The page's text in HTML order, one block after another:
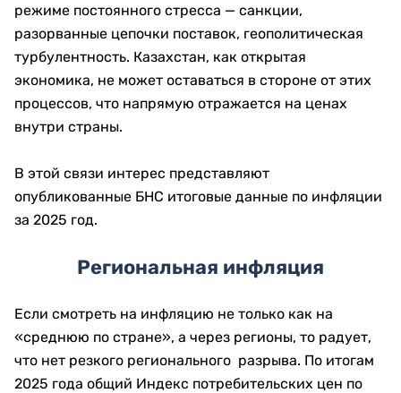
режиме постоянного стресса — санкции,
разорванные цепочки поставок, геополитическая
турбулентность. Казахстан, как открытая
экономика, не может оставаться в стороне от этих
процессов, что напрямую отражается на ценах
внутри страны.
В этой связи интерес представляют
опубликованные БНС итоговые данные по инфляции
за 2025 год.
Региональная инфляция
Если смотреть на инфляцию не только как на
«среднюю по стране», а через регионы, то радует,
что нет резкого регионального разрыва. По итогам
2025 года общий Индекс потребительских цен по